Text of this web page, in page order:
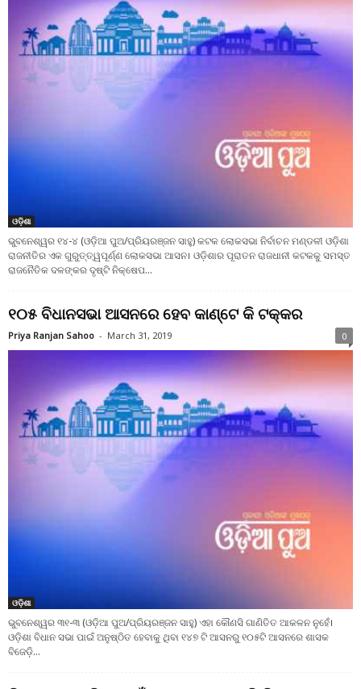
ଓଡ଼ିଶା
ଭୁବନେଶ୍ୱର ୧୪-୪ (ଓଡ଼ିଆ ପୁଅ/ପ୍ରିୟରଞ୍ଜନ ସାହୁ) କଟକ ଲୋକସଭା ନିର୍ବାଚନ ମଣ୍ଡଳୀ ଓଡ଼ିଶା
ରାଜନୀତିର ଏକ ଗୁରୁତ୍ତ୍ୱପୂର୍ଣ୍ଣ ଲୋକସଭା ଆସନ। ଓଡ଼ିଶାର ପୂରାତନ ରାଜଧାନୀ କଟକକୁ ସମସ୍ତ
ରାଜନୈତିକ ଦଳଙ୍କର ଦୃଷ୍ଟି ନିକ୍ଷେପ...
୧୦୫ ବିଧାନସଭା ଆସନରେ ହେବ କାଣ୍ଟେ କି ଟକ୍କର
Priya Ranjan Sahoo - March 31, 2019 0
ଓଡ଼ିଶା
ଭୁବନେଶ୍ୱର ୩୧-୩ (ଓଡ଼ିଆ ପୁଅ/ପ୍ରିୟରଞ୍ଜନ ସାହୁ) ଏହା କୌଣସି ଗାଣିତିତ ଆକଳନ ନୁହେଁ।
ଓଡ଼ିଶା ବିଧାନ ସଭା ପାଇଁ ଅନୁଷ୍ଠିତ ହେବାକୁ ଥିବା ୧୪୭ ଟି ଆସନରୁ ୧୦୫ଟି ଆସନରେ ଶାସକ
ବିଜେଡ଼ି...